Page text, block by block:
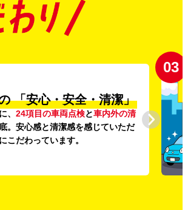
「安心・安全・清潔」
、 24項目の車両点検と車内外の清
。安心感と清潔感を感じていただ
こだわっています。
03